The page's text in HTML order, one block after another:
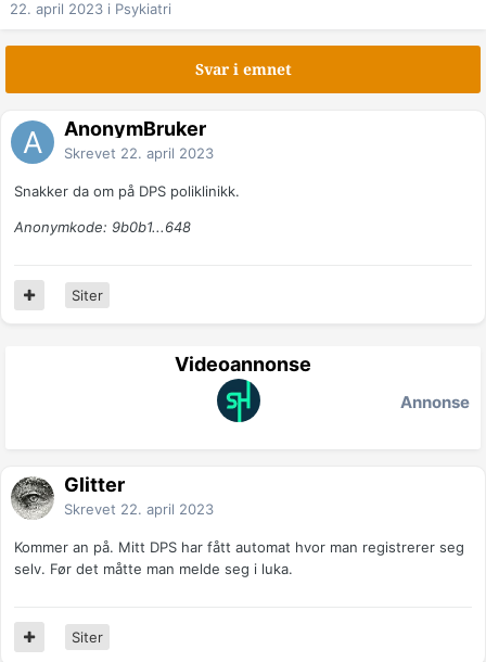
22. april 2023 i Psykiatri
Svar i emnet
AnonymBruker
Skrevet 22. april 2023
Snakker da om på DPS poliklinikk.
Anonymkode: 9b0b1...648
Siter
Videoannonse
Annonse
Glitter
Skrevet 22. april 2023
Kommer an på. Mitt DPS har fått automat hvor man registrerer seg
selv. Før det måtte man melde seg i luka.
Siter